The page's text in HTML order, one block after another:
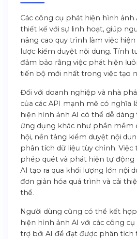
Các công cụ phát hiện hình ảnh
thiết kế với sự linh hoạt, giúp
nâng cao quy trình làm việc hiện
lược kiểm duyệt nội dung. Tính
đảm bảo rằng việc phát hiện
tiến bộ mới nhất trong việc tạo
Đối với doanh nghiệp và nhà
của các API mạnh mẽ có nghĩa
hiện hình ảnh AI có thể dễ dàng
ứng dụng khác như phần mềm
hội, nền tảng kiểm duyệt nội
phân tích dữ liệu tùy chỉnh. Việc
phép quét và phát hiện tự động
AI tạo ra qua khối lượng lớn nội
đơn giản hóa quá trình và cải
thể.
Người dùng cũng có thể kết
hiện hình ảnh AI với các công
trợ bởi AI để đạt được phân tích